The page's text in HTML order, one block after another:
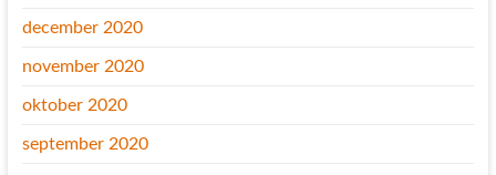
december 2020
november 2020
oktober 2020
september 2020